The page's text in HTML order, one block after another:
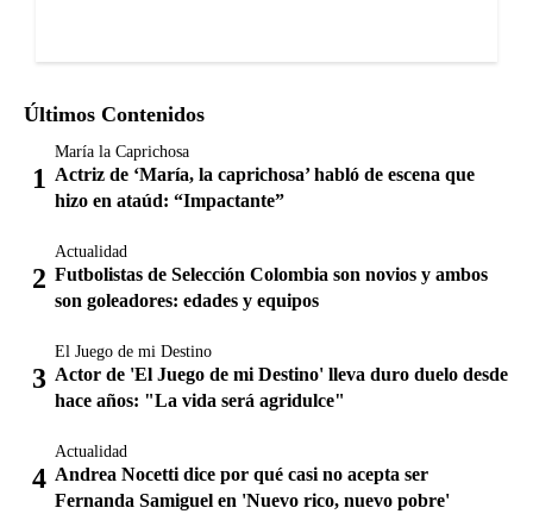
Últimos Contenidos
María la Caprichosa
Actriz de ‘María, la caprichosa’ habló de escena que
hizo en ataúd: “Impactante”
Actualidad
Futbolistas de Selección Colombia son novios y ambos
son goleadores: edades y equipos
El Juego de mi Destino
Actor de 'El Juego de mi Destino' lleva duro duelo desde
hace años: "La vida será agridulce"
Actualidad
Andrea Nocetti dice por qué casi no acepta ser
Fernanda Samiguel en 'Nuevo rico, nuevo pobre'